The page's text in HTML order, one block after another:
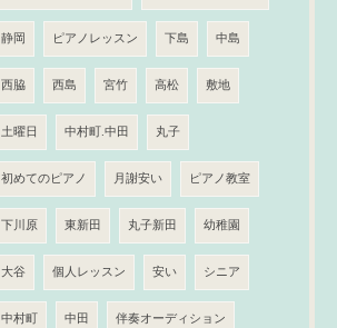
静岡 ピアノレッスン 下島 中島
西脇 西島 宮竹 高松 敷地
土曜日 中村町.中田 丸子
初めてのピアノ 月謝安い ピアノ教室
下川原 東新田 丸子新田 幼稚園
大谷 個人レッスン 安い シニア
中村町 中田 伴奏オーディション